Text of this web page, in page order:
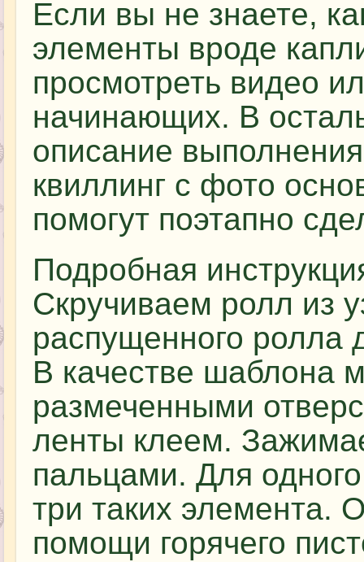
Если вы не знаете,
элементы вроде
просмотреть видео
начинающих. В
описание
квиллинг с фото
помогут поэтапно
Подробная
Скручиваем ролл из
распущенного ролла
В качестве шаблона
размеченными
ленты клеем.
пальцами. Для
три таких элемента.
помощи горячего